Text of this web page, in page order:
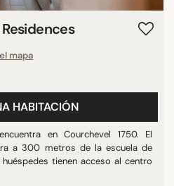
mapa
HABITACIÓN
en Courchevel 1750. El
a 300 metros de la escuela de
tienen acceso al centro